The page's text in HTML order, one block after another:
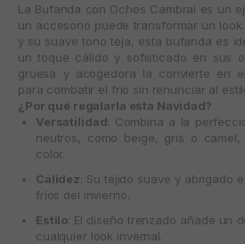
La Bufanda con Ochos Cambrai es un
un accesorio puede transformar un
y su suave tono teja, esta bufanda es
un toque cálido y sofisticado en sus
gruesa y acogedora la convierte en
para combatir el frío sin renunciar al
¿Por qué regalarla esta Navidad?
Versatilidad: Combina a la
neutros, como beige, gris o
color.
Calidez: Su tejido suave y abrigado
fríos del invierno.
Estilo: El diseño trenzado añade un
cualquier look invernal.